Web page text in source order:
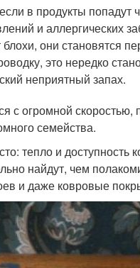
в продукты попадут
и аллергических
они становятся
это нередко
неприятный запах.
с огромной
семейства.
тепло и
найдут, чем
и даже ковровые